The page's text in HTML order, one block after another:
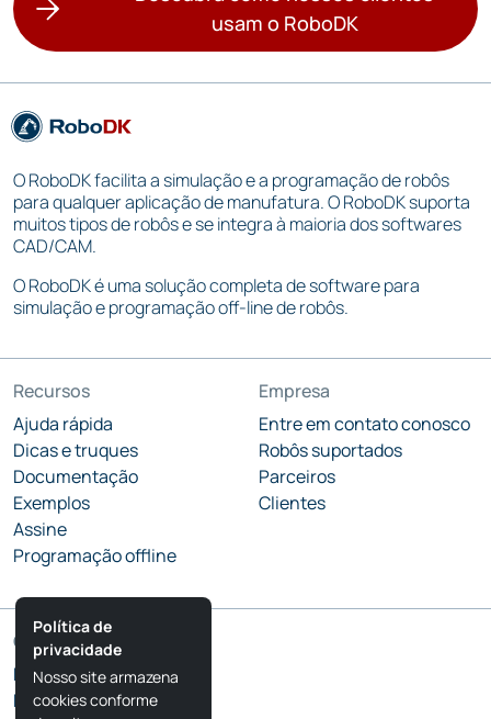
usam o RoboDK
O RoboDK facilita a simulação e a programação de robôs
para qualquer aplicação de manufatura. O RoboDK suporta
muitos tipos de robôs e se integra à maioria dos softwares
CAD/CAM.
O RoboDK é uma solução completa de software para
simulação e programação off-line de robôs.
Recursos
Ajuda rápida
Dicas e truques
Documentação
Exemplos
Assine
Programação offline
Empresa
Entre em contato conosco
Robôs suportados
Parceiros
Clientes
Comunidade
Blog do RoboDK
Fórum do RoboDK
Política de
privacidade
Nosso site armazena
cookies conforme